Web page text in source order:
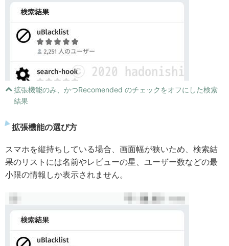
拡張機能のみ、かつRecomended のチェックをオフにした検索
結果
拡張機能の選び方
スマホを縦持ちしている場合、画面幅が狭いため、検索結
果のリストには名前やレビューの星、ユーザー数などの最
小限の情報しか表示されません。